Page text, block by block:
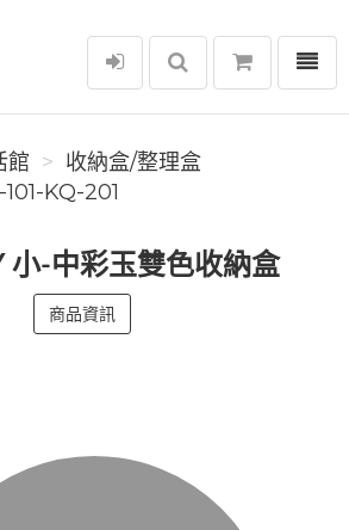
選單
館
收納盒/整理盒
KQ-201
小-中彩玉雙色收納盒
商品資訊